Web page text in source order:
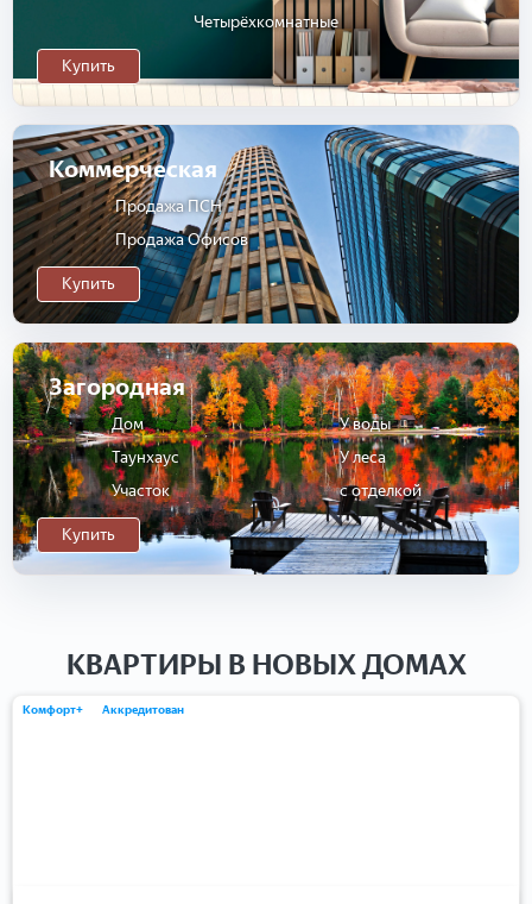
Четырёхкомнатные
Купить
Коммерческая
Продажа ПСН
Продажа Офисов
Купить
Загородная
Дом
Таунхаус
Участок
У воды
У леса
с отделкой
Купить
КВАРТИРЫ В НОВЫХ ДОМАХ
Комфорт+ Аккредитован